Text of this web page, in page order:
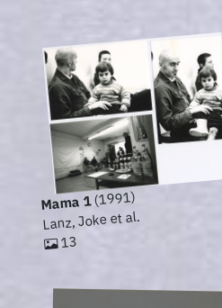
Mama 1(1991)
Lanz, Joke et al.
13